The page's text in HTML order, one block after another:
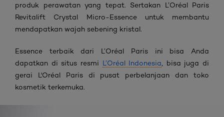
produk perawatan yang tepat. Sertakan L’Oréal Paris
Revitalift Crystal Micro-Essence untuk membantu
mendapatkan wajah sebening kristal.
Essence terbaik dari L’Oréal Paris ini bisa Anda
dapatkan di situs resmi L’Oréal Indonesia , bisa juga di
gerai L'Oréal Paris di pusat perbelanjaan dan toko
kosmetik terkemuka.